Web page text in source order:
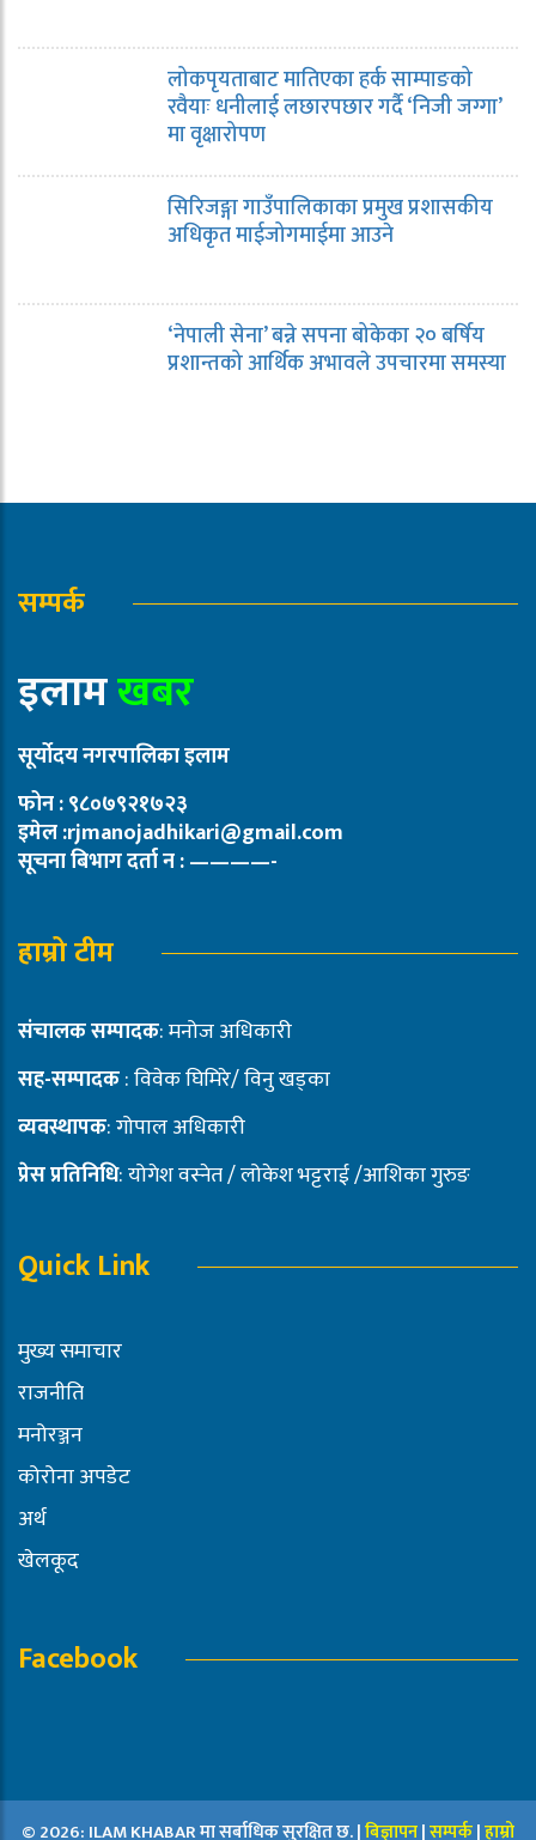
लोकपृयताबाट मातिएका हर्क साम्पाङको
रवैयाः धनीलाई लछारपछार गर्दै ‘निजी जग्गा’
मा वृक्षारोपण
सिरिजङ्गा गाउँपालिकाका प्रमुख प्रशासकीय
अधिकृत माईजोगमाईमा आउने
‘नेपाली सेना’ बन्ने सपना बोकेका २० बर्षिय
प्रशान्तको आर्थिक अभावले उपचारमा समस्या
सम्पर्क
इलामखबर
सूर्योदय नगरपालिका इलाम
फोन : ९८०७९२१७२३
इमेल :rjmanojadhikari@gmail.com
सूचना बिभाग दर्ता न : ————-
हाम्रो टीम
संचालक सम्पादक: मनोज अधिकारी
सह-सम्पादक: विवेक घिमिरे/ विनु खड्का
व्यवस्थापक: गोपाल अधिकारी
प्रेस प्रतिनिधि: योगेश वस्नेत / लोकेश भट्टराई /आशिका गुरुङ
Quick Link
मुख्य समाचार
राजनीति
मनोरञ्जन
कोरोना अपडेट
अर्थ
खेलकूद
Facebook
© 2026: ILAM KHABAR मा सर्बाधिक सुरक्षित छ. |बिज्ञापन|सम्पर्क|हाम्रो